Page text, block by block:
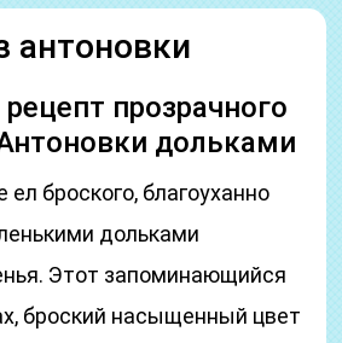
антоновки
прозрачного
дольками
ел броского, благоуханно
дольками
Этот запоминающийся
броский насыщенный цвет